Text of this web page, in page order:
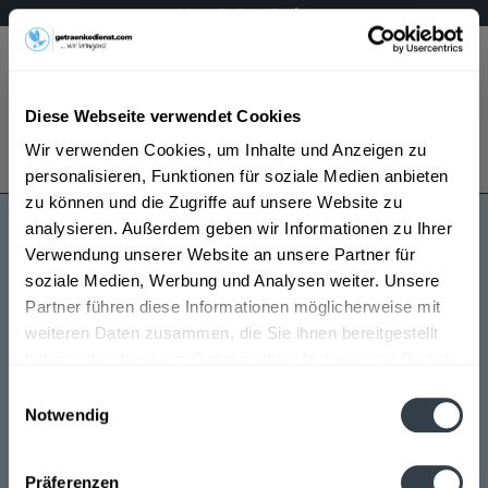
Diese Webseite verwendet Cookies
Wir verwenden Cookies, um Inhalte und Anzeigen zu
personalisieren, Funktionen für soziale Medien anbieten
zu können und die Zugriffe auf unsere Website zu
analysieren. Außerdem geben wir Informationen zu Ihrer
Verwendung unserer Website an unsere Partner für
soziale Medien, Werbung und Analysen weiter. Unsere
Partner führen diese Informationen möglicherweise mit
weiteren Daten zusammen, die Sie ihnen bereitgestellt
Notwendig
Präferenzen
Mo – Fr 9 – 17 Uhr
Menü
Bestellung widerrufen
Es gilt unsere Datenschutzerklärung
Erber
Erber wird in den folgenden Regionen, Städten, Orten